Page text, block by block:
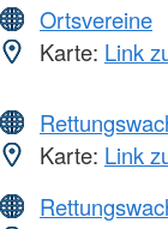
Ortsvereine
Karte: Link
Karte: Link